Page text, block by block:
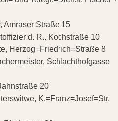
Amraser Straße 15
d. R., Kochstraße 10
Herzog=Friedrich=Straße 8
Schlachthofgasse
20
K.=Franz=Josef=Str.